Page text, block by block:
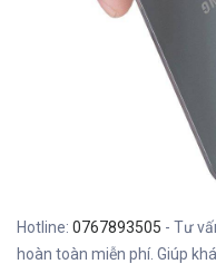
Hotline: 0767893505 - Tư
hoàn toàn miễn phí. Giúp